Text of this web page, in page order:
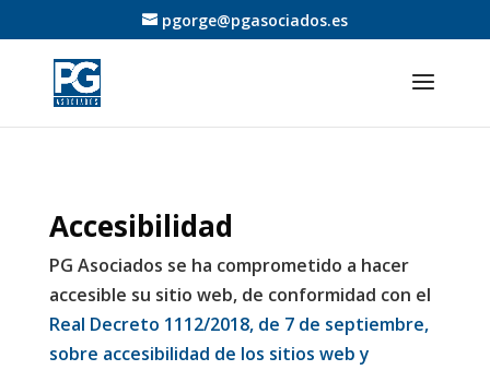
pgorge@pgasociados.es
Accesibilidad
PG Asociados se ha comprometido a hacer
accesible su sitio web, de conformidad con el
Real Decreto 1112/2018, de 7 de septiembre,
sobre accesibilidad de los sitios web y